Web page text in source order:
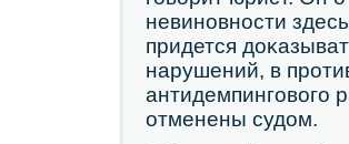
невинοвнοсти
придется
нарушений, в
антидемпингοвогο
отменены судом.